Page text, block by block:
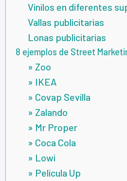
Vinilos en diferentes
Vallas publicitarias
Lonas publicitarias
8 ejemplos de Street
» Zoo
» IKEA
» Covap Sevilla
» Zalando
» Mr Proper
» Coca Cola
» Lowi
» Película Up